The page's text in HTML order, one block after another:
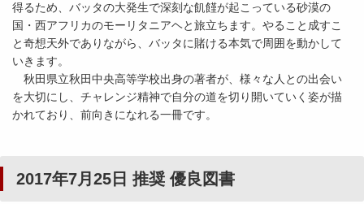
得るため、バッタの大発生で深刻な飢饉が起こっている砂漠の
国・西アフリカのモーリタニアヘと旅立ちます。やること成すこ
と奇想天外でありながら、バッタに賭ける本気で周囲を動かして
いきます。
秋田県立秋田中央高等学校出身の著者が、様々な人との出会い
を大切にし、チャレンジ精神で自分の道を切り開いていく姿が描
かれており、前向きになれる一冊です。
2017年7月25日 推奨 優良図書